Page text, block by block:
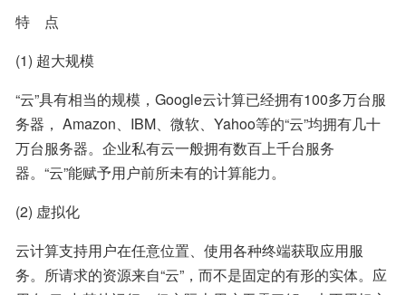
特    点
(1) 超大规模
“云”具有相当的规模，Google云计算已经拥有100多万台服
务器， Amazon、IBM、微软、Yahoo等的“云”均拥有几十
万台服务器。企业私有云一般拥有数百上千台服务
器。“云”能赋予用户前所未有的计算能力。
(2) 虚拟化
云计算支持用户在任意位置、使用各种终端获取应用服
务。所请求的资源来自“云”，而不是固定的有形的实体。应